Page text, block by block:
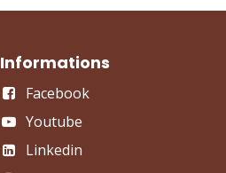
Informations
Facebook
Youtube
Linkedin